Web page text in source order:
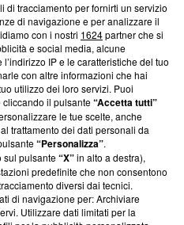
trasparenti su Blasting
e su come ci impegniamo a
la nostra aderenza a
Blasting News non è
ma ha richiesto di farne
effettuato una verifica di
di tracciamento per fornirti un servizio
di navigazione e per analizzare il
con i nostri 1624partner che si
e social media, alcune
IP e le caratteristiche del tuo
con altre informazioni che hai
utilizzo dei loro servizi. Puoi
cliccando il pulsante“Accetta tutti”
le tue scelte, anche
trattamento dei dati personali da
“Personalizza”.
sul pulsante“X”in alto a destra),
predefinite che non consentono
diversi dai tecnici.
di navigazione per: Archiviare
Utilizzare dati limitati per la